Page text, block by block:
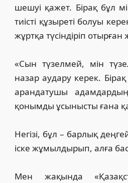
шешуі қажет. Бірақ бұл
тиісті құзыреті болуы
жұртқа түсіндіріп отырған
«Сын түзелмей, мін
назар аудару керек. Бірақ
арандатушы
қонымды ұсынысты ғана
Негізі, бұл – барлық
іске жұмылдырып, алға
Мен жақында